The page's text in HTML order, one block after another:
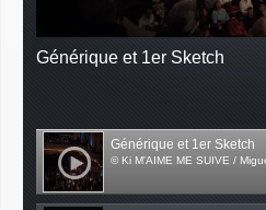
Générique et 1er Sketch
Générique et 1er Sketch
© Ki M'AIME ME SUIVE /